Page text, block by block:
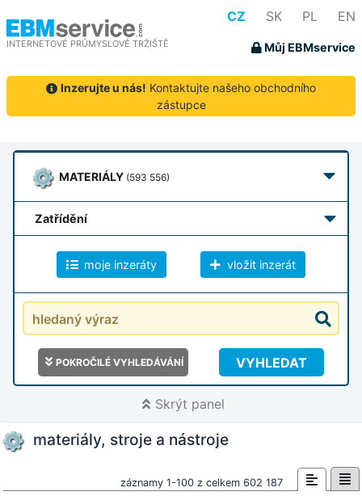
INTERNETOVÉ PRŮMYSLOVÉ TRŽIŠTĚ
CZ SK PL EN
Můj EBMservice
Inzerujte u nás! Kontaktujte našeho obchodního
zástupce
MATERIÁLY (593 556)
zatřídění
moje inzeráty vložit inzerát
POKROČILÉ VYHLEDÁVÁNÍ VYHLEDAT
Skrýt panel
materiály, stroje a nástroje
záznamy 1-100 z celkem 602 187